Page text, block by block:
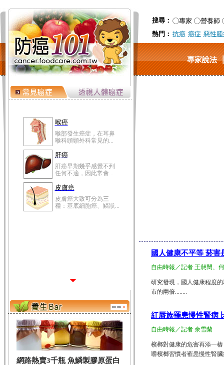
搜尋： 專家
營養師
熱門： 抗癌 癌症 惡性
專家說法
喉癌
喉部發生癌症，在耳鼻
喉科頭頸外科常見的...
肝癌
肝癌早期幾乎感覺不到
任何不適，因此常會...
皮膚癌
皮膚癌大致可分為三
種：基底細胞癌、鱗狀...
網路熱賣3千瓶 魚鱗製膠原蛋白
國人健康不平等 菸害
自由時報／記者 王昶閔、
研究發現，國人健康程度
市的兩倍........
紅唇族罹患慢性腎病
自由時報／記者 余雪蘭
檳榔對健康的危害再添一
嚼檳榔習慣者罹患慢性腎